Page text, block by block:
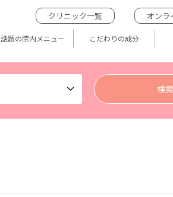
クリニック一覧 オンラ
話題の院内メニュー こだわりの成分